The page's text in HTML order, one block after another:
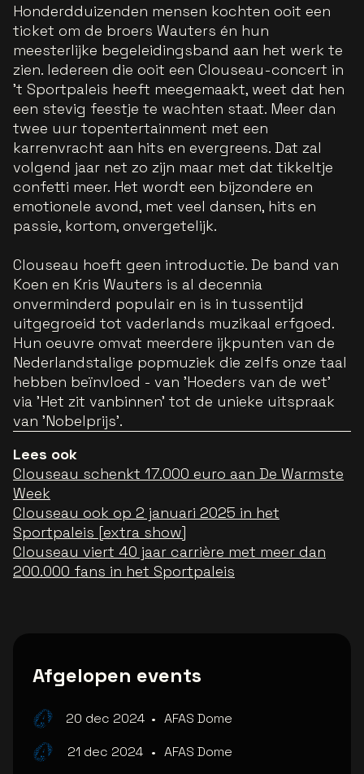
Honderdduizenden mensen kochten ooit een
ticket om de broers Wauters én hun
meesterlijke begeleidingsband aan het werk te
zien. Iedereen die ooit een Clouseau-concert in
’t Sportpaleis heeft meegemaakt, weet dat hen
een stevig feestje te wachten staat. Meer dan
twee uur topentertainment met een
karrenvracht aan hits en evergreens. Dat zal
volgend jaar net zo zijn maar met dat tikkeltje
confetti meer. Het wordt een bijzondere en
emotionele avond, met veel dansen, hits en
passie, kortom, onvergetelijk.
Clouseau hoeft geen introductie. De band van
Koen en Kris Wauters is al decennia
onverminderd populair en is in tussentijd
uitgegroeid tot vaderlands muzikaal erfgoed.
Hun oeuvre omvat meerdere ijkpunten van de
Nederlandstalige popmuziek die zelfs onze taal
hebben beïnvloed - van 'Hoeders van de wet’
via 'Het zit vanbinnen’ tot de unieke uitspraak
van 'Nobelprijs’.
Lees ook
Clouseau schenkt 17.000 euro aan De Warmste
Week
Clouseau ook op 2 januari 2025 in het
Sportpaleis [extra show]
Clouseau viert 40 jaar carrière met meer dan
200.000 fans in het Sportpaleis
Afgelopen events
20 dec 2024 • AFAS Dome
21 dec 2024 • AFAS Dome